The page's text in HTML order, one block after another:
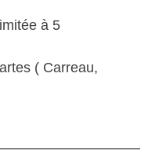
à 5
( Carreau,